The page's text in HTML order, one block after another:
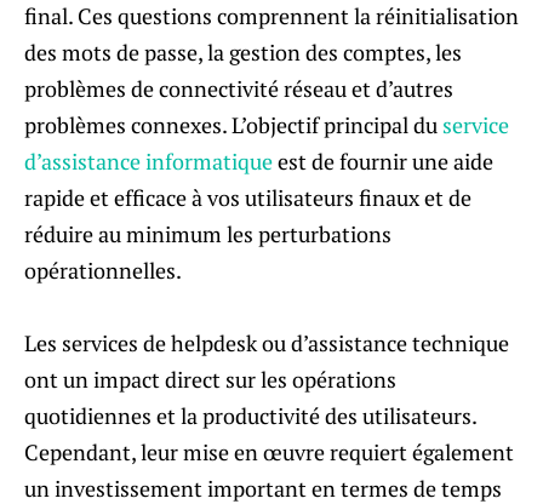
final. Ces questions comprennent la réinitialisation
des mots de passe, la gestion des comptes, les
problèmes de connectivité réseau et d’autres
problèmes connexes. L’objectif principal du service
d’assistance informatiqueest de fournir une aide
rapide et efficace à vos utilisateurs finaux et de
réduire au minimum les perturbations
opérationnelles.
Les services de helpdesk ou d’assistance technique
ont un impact direct sur les opérations
quotidiennes et la productivité des utilisateurs.
Cependant, leur mise en œuvre requiert également
un investissement important en termes de temps